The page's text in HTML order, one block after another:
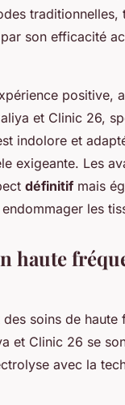
son efficacité
positive,
et Clinic 26,
indolore et
exigeante. Les
définitif mais
les
haute
soins de haute
et Clinic 26 se
avec la